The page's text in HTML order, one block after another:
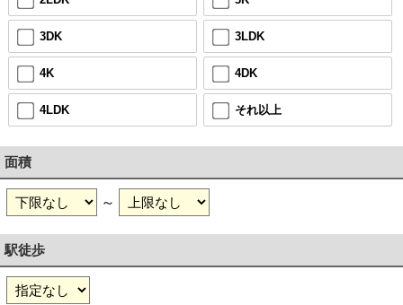
3DK 3LDK
4K 4DK
4LDK それ以上
面積
～
駅徒歩